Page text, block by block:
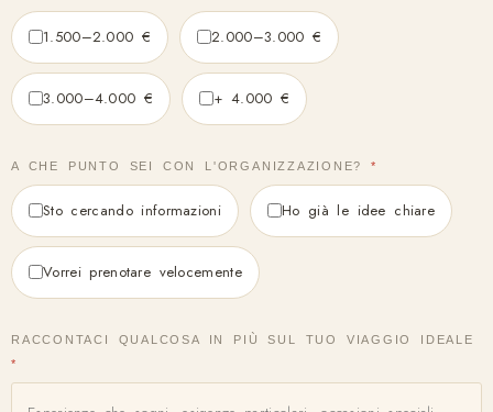
1.500–2.000 € 2.000–3.000 €
3.000–4.000 € + 4.000 €
A CHE PUNTO SEI CON L'ORGANIZZAZIONE?*
Sto cercando informazioni Ho già le idee chiare
Vorrei prenotare velocemente
RACCONTACI QUALCOSA IN PIÙ SUL TUO VIAGGIO IDEALE
*